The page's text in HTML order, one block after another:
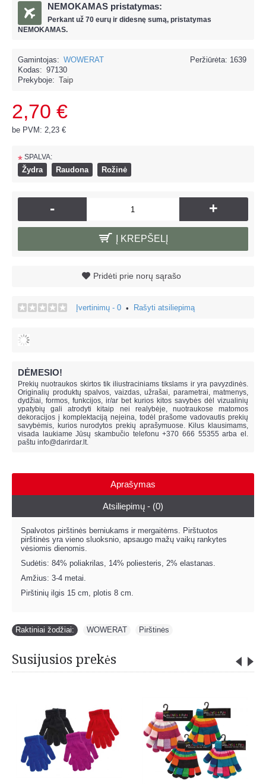
NEMOKAMAS pristatymas:
Perkant už 70 eurų ir didesnę sumą, pristatymas
NEMOKAMAS.
Peržiūrėta: 1639
Gamintojas: WOWERAT
Kodas: 97130
Prekyboje: Taip
2,70 €
be PVM: 2,23 €
* SPALVA:
Žydra Raudona Rožinė
- +
Į KREPŠELĮ
Pridėti prie norų sąrašo
Įvertinimų - 0 • Rašyti atsiliepimą
DĖMESIO!
Prekių nuotraukos skirtos tik iliustraciniams tikslams ir yra pavyzdinės.
Originalių produktų spalvos, vaizdas, užrašai, parametrai, matmenys,
dydžiai, formos, funkcijos, ir/ar bet kurios kitos savybės dėl vizualinių
ypatybių gali atrodyti kitaip nei realybėje, nuotraukose matomos
dekoracijos į komplektaciją neįeina, todėl prašome vadovautis prekių
savybėmis, kurios nurodytos prekių aprašymuose. Kilus klausimams,
visada laukiame Jūsų skambučio telefonu +370 666 55355 arba el.
paštu info@darirdar.lt.
Aprašymas
Atsiliepimų - (0)
Spalvotos pirštinės berniukams ir mergaitėms. Pirštuotos
pirštinės yra vieno sluoksnio, apsaugo mažų vaikų rankytes
vėsiomis dienomis.
Sudėtis: 84% poliakrilas, 14% poliesteris, 2% elastanas.
Amžius: 3-4 metai.
Pirštinių ilgis 15 cm, plotis 8 cm.
Raktiniai žodžiai: WOWERAT Pirštinės
Susijusios prekės